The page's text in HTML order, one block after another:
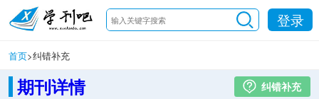
登录
首页>纠错补充
期刊详情 纠错补充